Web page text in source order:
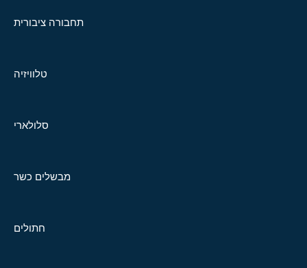
תחבורה ציבורית
טלוויזיה
סלולארי
מבשלים כשר
חתולים